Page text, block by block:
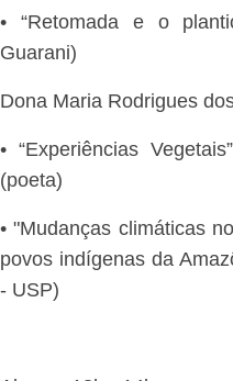
• “Retomada e o
Guarani)
Dona Maria Rodrigues
• “Experiências
(poeta)
• "Mudanças climáticas
povos indígenas da
- USP)